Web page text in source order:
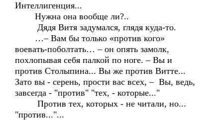
Интеллигенция...
Нужна она вообще ли?..
Дядя Витя задумался, глядя куда-то.
…– Вам бы только «против кого»
воевать-поболтать… – он опять замолк,
похлопывая себя палкой по ноге. – Вы и
против Столыпина... Вы же против Витте...
Зато вы - серень, прости вас всех, – Вы, ведь,
завсегда - "против" "тех, - которые..."
Против тех, которых - не читали, но...
"против..."...